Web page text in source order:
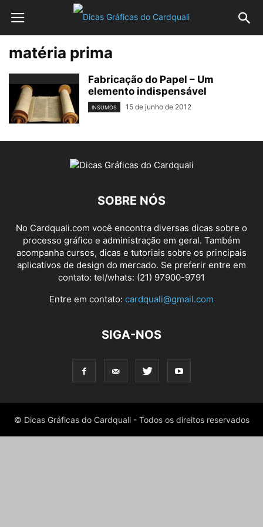
matéria prima
Fabricação do Papel – Um
elemento indispensável
INSUMOS 15 de junho de 2012
SOBRE NÓS
No Cardquali.com você encontra diversas dicas sobre o
processo gráfico e administração em geral. Também
acompanha cursos, dicas e tutoriais sobre os principais
aplicativos de design do mercado. Se preferir entre em
contato: tel/whats: (21) 97900-9791
Entre em contato: cardquali@gmail.com
SIGA-NOS
© Dicas Gráficas do Cardquali - Todos os direitos reservados